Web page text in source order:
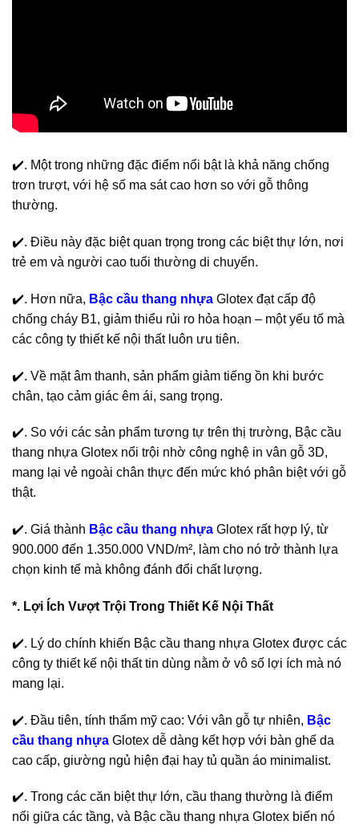
✔️. Một trong những đặc điểm nổi bật là khả năng chống
trơn trượt, với hệ số ma sát cao hơn so với gỗ thông
thường.
✔️. Điều này đặc biệt quan trọng trong các biệt thự lớn, nơi
trẻ em và người cao tuổi thường di chuyển.
✔️. Hơn nữa, Bậc cầu thang nhựa Glotex đạt cấp độ
chống cháy B1, giảm thiểu rủi ro hỏa hoạn – một yếu tố mà
các công ty thiết kế nội thất luôn ưu tiên.
✔️. Về mặt âm thanh, sản phẩm giảm tiếng ồn khi bước
chân, tạo cảm giác êm ái, sang trọng.
✔️. So với các sản phẩm tương tự trên thị trường, Bậc cầu
thang nhựa Glotex nổi trội nhờ công nghệ in vân gỗ 3D,
mang lại vẻ ngoài chân thực đến mức khó phân biệt với gỗ
thật.
✔️. Giá thành Bậc cầu thang nhựa Glotex rất hợp lý, từ
900.000 đến 1.350.000 VND/m², làm cho nó trở thành lựa
chọn kinh tế mà không đánh đổi chất lượng.
*. Lợi Ích Vượt Trội Trong Thiết Kế Nội Thất
✔️. Lý do chính khiến Bậc cầu thang nhựa Glotex được các
công ty thiết kế nội thất tin dùng nằm ở vô số lợi ích mà nó
mang lại.
✔️. Đầu tiên, tính thẩm mỹ cao: Với vân gỗ tự nhiên, Bậc
cầu thang nhựa Glotex dễ dàng kết hợp với bàn ghế da
cao cấp, giường ngủ hiện đại hay tủ quần áo minimalist.
✔️. Trong các căn biệt thự lớn, cầu thang thường là điểm
nối giữa các tầng, và Bậc cầu thang nhựa Glotex biến nó